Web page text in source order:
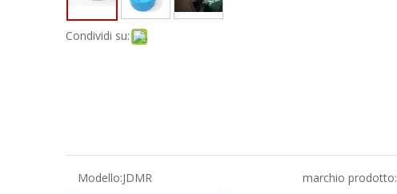
Condividi su:
Modello:JDMR marchio prodotto: